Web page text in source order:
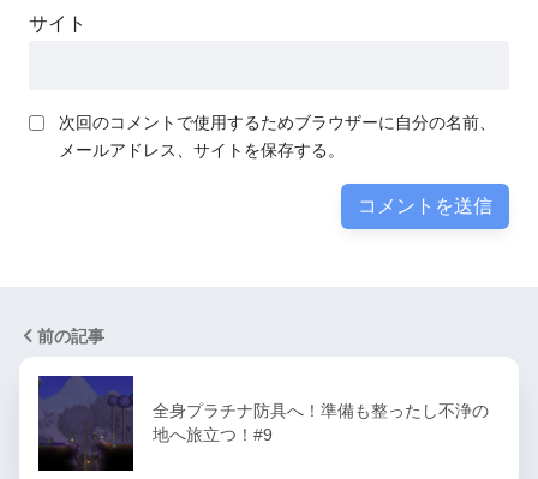
サイト
次回のコメントで使用するためブラウザーに自分の名前、
メールアドレス、サイトを保存する。
前の記事
全身プラチナ防具へ！準備も整ったし不浄の
地へ旅立つ！#9